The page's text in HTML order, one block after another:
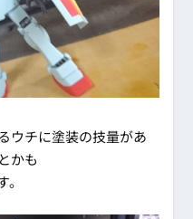
ウチに塗装の技量があ
かも